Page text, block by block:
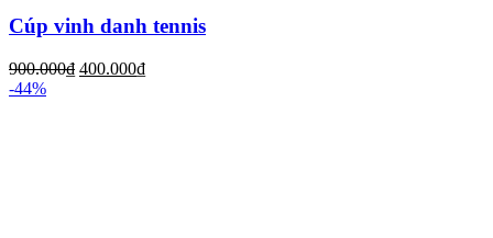
Cúp vinh danh tennis
900.000₫ 400.000₫
-44%